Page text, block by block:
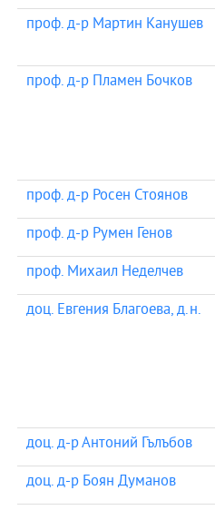
проф. д-р Мартин Канушев
проф. д-р Пламен Бочков
проф. д-р Росен Стоянов
проф. д-р Румен Генов
проф. Михаил Неделчев
доц. Евгения Благоева, д.н.
доц. д-р Антоний Гълъбов
доц. д-р Боян Думанов